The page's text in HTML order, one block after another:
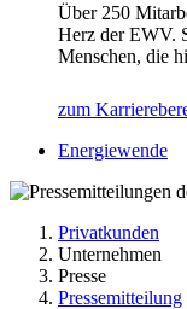
Über 250
Herz der EWV.
Menschen, die
zum
Energiewende
Privatkunden
Unternehmen
Presse
Pressemitteilung